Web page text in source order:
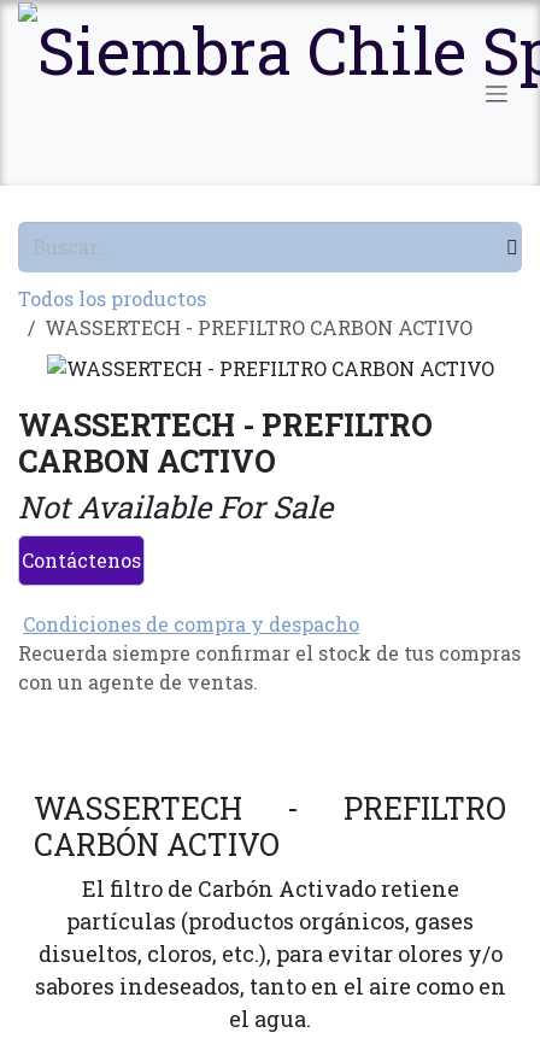
Ir al contenido
Todos los productos
WASSERTECH - PREFILTRO CARBON ACTIVO
WASSERTECH - PREFILTRO
CARBON ACTIVO
Not Available For Sale
Contáctenos
Condiciones de compra y despacho
Recuerda siempre confirmar el stock de tus compras
con un agente de ventas.
WASSERTECH - PREFILTRO
CARBÓN ACTIVO
El filtro de Carbón Activado retiene
partículas (productos orgánicos, gases
disueltos, cloros, etc.), para evitar olores y/o
sabores indeseados, tanto en el aire como en
el agua.